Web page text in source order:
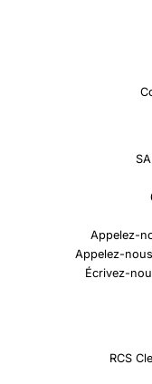
Appelez-
Appelez-
Écrivez-
RCS